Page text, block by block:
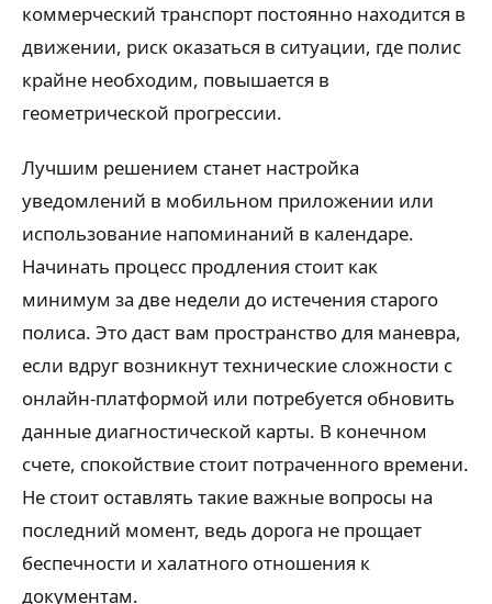
коммерческий транспорт постоянно находится в
движении, риск оказаться в ситуации, где полис
крайне необходим, повышается в
геометрической прогрессии.
Лучшим решением станет настройка
уведомлений в мобильном приложении или
использование напоминаний в календаре.
Начинать процесс продления стоит как
минимум за две недели до истечения старого
полиса. Это даст вам пространство для маневра,
если вдруг возникнут технические сложности с
онлайн-платформой или потребуется обновить
данные диагностической карты. В конечном
счете, спокойствие стоит потраченного времени.
Не стоит оставлять такие важные вопросы на
последний момент, ведь дорога не прощает
беспечности и халатного отношения к
документам.